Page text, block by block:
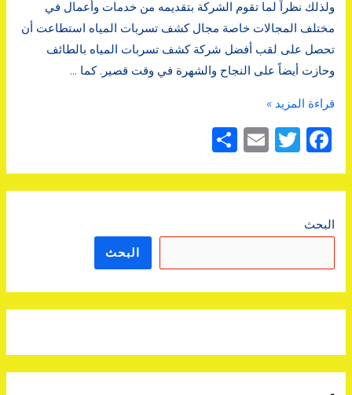
ولذلك نظراً لما تقوم الشركة بتقديمه من خدمات وأعمال في
مختلف المجالات خاصة مجال كشف تسربات المياه استطاعت أن
تحصل على لقب أفضل شركة كشف تسربات المياه بالطائف
وحازت أيضاً على النجاح والشهرة في وقت قصير. كما …
شركة
كشف
تسربات
بالطائف
قراءة المزيد »
F
c
b
o
o
k
T
it
r
E
ai ر
البحث
البحث